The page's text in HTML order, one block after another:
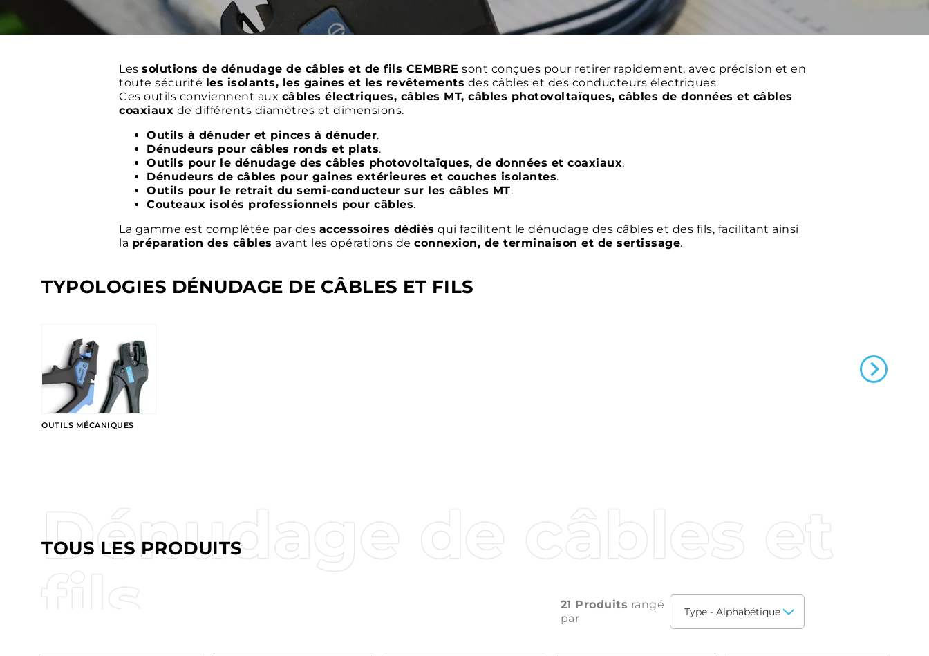
Les solutions de dénudage de câbles et de fils CEMBRE sont conçues pour retirer rapidement, avec précision et en
toute sécurité les isolants, les gaines et les revêtements des câbles et des conducteurs électriques.
Ces outils conviennent aux câbles électriques, câbles MT, câbles photovoltaïques, câbles de données et câbles
coaxiaux de différents diamètres et dimensions.
Outils à dénuder et pinces à dénuder.
Dénudeurs pour câbles ronds et plats.
Outils pour le dénudage des câbles photovoltaïques, de données et coaxiaux.
Dénudeurs de câbles pour gaines extérieures et couches isolantes.
Outils pour le retrait du semi-conducteur sur les câbles MT.
Couteaux isolés professionnels pour câbles.
La gamme est complétée par des accessoires dédiés qui facilitent le dénudage des câbles et des fils, facilitant ainsi
la préparation des câbles avant les opérations de connexion, de terminaison et de sertissage.
TYPOLOGIES DÉNUDAGE DE CÂBLES ET FILS
OUTILS MÉCANIQUES
TOUS LES PRODUITS
Dénudage de câbles et
fils
21 Produits rangé
par